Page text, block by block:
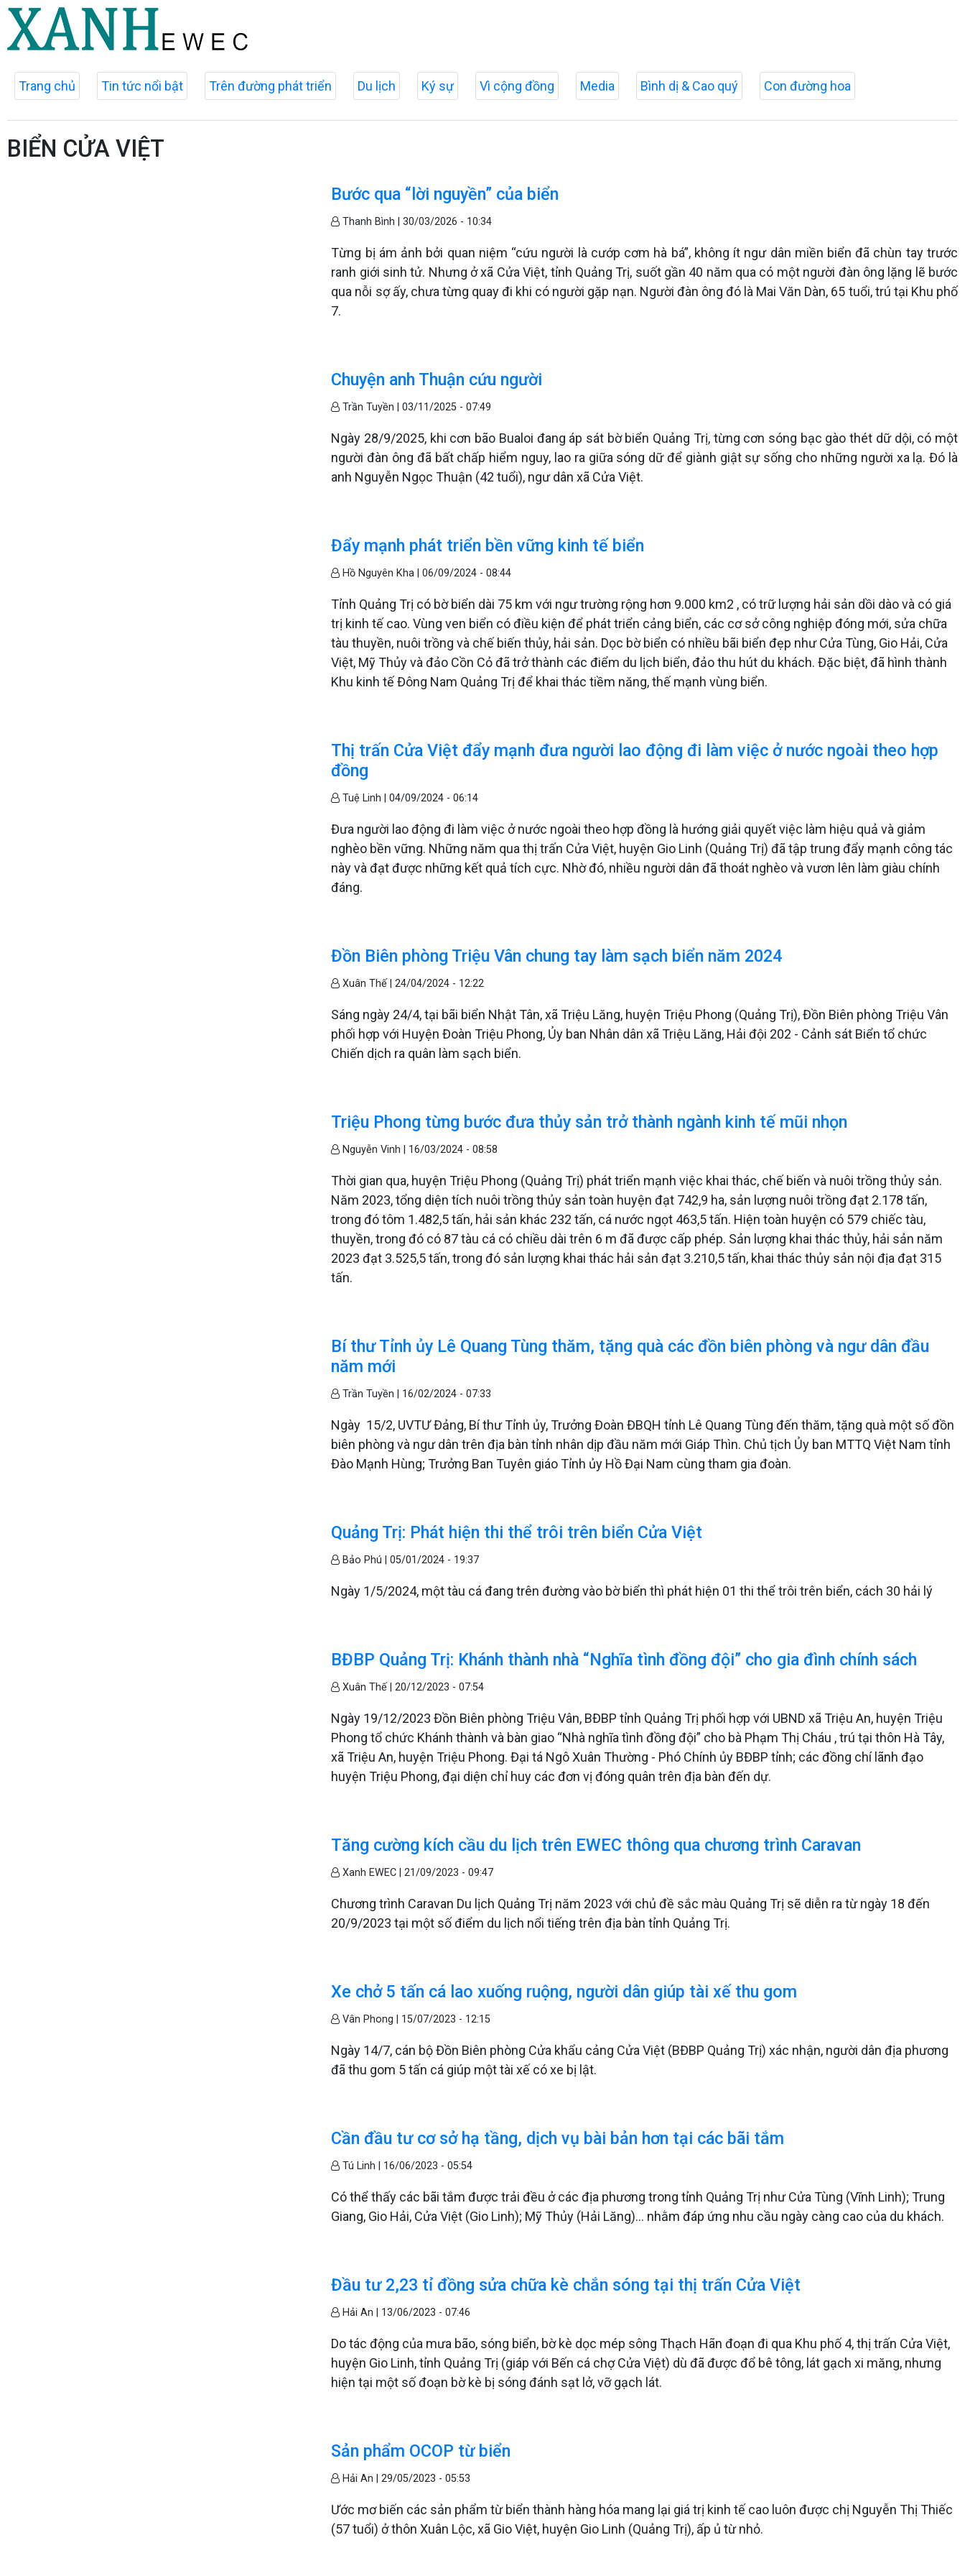
Trang chủ Tin tức nổi bật Trên đường phát triển Du lịch Ký sự Vì cộng đồng Media Bình dị & Cao quý Con đường hoa
BIỂN CỬA VIỆT
Bước qua “lời nguyền” của biển
Thanh Bình |30/03/2026 - 10:34
Từng bị ám ảnh bởi quan niệm “cứu người là cướp cơm hà bá”, không ít ngư dân miền biển đã chùn tay trước
ranh giới sinh tử. Nhưng ở xã Cửa Việt, tỉnh Quảng Trị, suốt gần 40 năm qua có một người đàn ông lặng lẽ bước
qua nỗi sợ ấy, chưa từng quay đi khi có người gặp nạn. Người đàn ông đó là Mai Văn Dàn, 65 tuổi, trú tại Khu phố
7.
Chuyện anh Thuận cứu người
Trần Tuyền |03/11/2025 - 07:49
Ngày 28/9/2025, khi cơn bão Bualoi đang áp sát bờ biển Quảng Trị, từng cơn sóng bạc gào thét dữ dội, có một
người đàn ông đã bất chấp hiểm nguy, lao ra giữa sóng dữ để giành giật sự sống cho những người xa lạ. Đó là
anh Nguyễn Ngọc Thuận (42 tuổi), ngư dân xã Cửa Việt.
Đẩy mạnh phát triển bền vững kinh tế biển
Hồ Nguyên Kha |06/09/2024 - 08:44
Tỉnh Quảng Trị có bờ biển dài 75 km với ngư trường rộng hơn 9.000 km2 , có trữ lượng hải sản dồi dào và có giá
trị kinh tế cao. Vùng ven biển có điều kiện để phát triển cảng biển, các cơ sở công nghiệp đóng mới, sửa chữa
tàu thuyền, nuôi trồng và chế biến thủy, hải sản. Dọc bờ biển có nhiều bãi biển đẹp như Cửa Tùng, Gio Hải, Cửa
Việt, Mỹ Thủy và đảo Cồn Cỏ đã trở thành các điểm du lịch biển, đảo thu hút du khách. Đặc biệt, đã hình thành
Khu kinh tế Đông Nam Quảng Trị để khai thác tiềm năng, thế mạnh vùng biển.
Thị trấn Cửa Việt đẩy mạnh đưa người lao động đi làm việc ở nước ngoài theo hợp
đồng
Tuệ Linh |04/09/2024 - 06:14
Đưa người lao động đi làm việc ở nước ngoài theo hợp đồng là hướng giải quyết việc làm hiệu quả và giảm
nghèo bền vững. Những năm qua thị trấn Cửa Việt, huyện Gio Linh (Quảng Trị) đã tập trung đẩy mạnh công tác
này và đạt được những kết quả tích cực. Nhờ đó, nhiều người dân đã thoát nghèo và vươn lên làm giàu chính
đáng.
Đồn Biên phòng Triệu Vân chung tay làm sạch biển năm 2024
Xuân Thế |24/04/2024 - 12:22
Sáng ngày 24/4, tại bãi biển Nhật Tân, xã Triệu Lăng, huyện Triệu Phong (Quảng Trị), Đồn Biên phòng Triệu Vân
phối hợp với Huyện Đoàn Triệu Phong, Ủy ban Nhân dân xã Triệu Lăng, Hải đội 202 - Cảnh sát Biển tổ chức
Chiến dịch ra quân làm sạch biển.
Triệu Phong từng bước đưa thủy sản trở thành ngành kinh tế mũi nhọn
Nguyễn Vinh | 16/03/2024 - 08:58
Thời gian qua, huyện Triệu Phong (Quảng Trị) phát triển mạnh việc khai thác, chế biến và nuôi trồng thủy sản.
Năm 2023, tổng diện tích nuôi trồng thủy sản toàn huyện đạt 742,9 ha, sản lượng nuôi trồng đạt 2.178 tấn,
trong đó tôm 1.482,5 tấn, hải sản khác 232 tấn, cá nước ngọt 463,5 tấn. Hiện toàn huyện có 579 chiếc tàu,
thuyền, trong đó có 87 tàu cá có chiều dài trên 6 m đã được cấp phép. Sản lượng khai thác thủy, hải sản năm
2023 đạt 3.525,5 tấn, trong đó sản lượng khai thác hải sản đạt 3.210,5 tấn, khai thác thủy sản nội địa đạt 315
tấn.
Bí thư Tỉnh ủy Lê Quang Tùng thăm, tặng quà các đồn biên phòng và ngư dân đầu
năm mới
Trần Tuyền | 16/02/2024 - 07:33
Ngày 15/2, UVTƯ Đảng, Bí thư Tỉnh ủy, Trưởng Đoàn ĐBQH tỉnh Lê Quang Tùng đến thăm, tặng quà một số đồn
biên phòng và ngư dân trên địa bàn tỉnh nhân dịp đầu năm mới Giáp Thìn. Chủ tịch Ủy ban MTTQ Việt Nam tỉnh
Đào Mạnh Hùng; Trưởng Ban Tuyên giáo Tỉnh ủy Hồ Đại Nam cùng tham gia đoàn.
Quảng Trị: Phát hiện thi thể trôi trên biển Cửa Việt
Bảo Phú |05/01/2024 - 19:37
Ngày 1/5/2024, một tàu cá đang trên đường vào bờ biển thì phát hiện 01thi thể trôi trên biển, cách 30 hải lý
BĐBP Quảng Trị: Khánh thành nhà “Nghĩa tình đồng đội” cho gia đình chính sách
Xuân Thế |20/12/2023 - 07:54
Ngày 19/12/2023 Đồn Biên phòng Triệu Vân, BĐBP tỉnh Quảng Trị phối hợp với UBND xã Triệu An, huyện Triệu
Phong tổ chức Khánh thành và bàn giao “Nhà nghĩa tình đồng đội” cho bà Phạm Thị Cháu , trú tại thôn Hà Tây,
xã Triệu An, huyện Triệu Phong. Đại tá Ngô Xuân Thường - Phó Chính ủy BĐBP tỉnh; các đồng chí lãnh đạo
huyện Triệu Phong, đại diện chỉ huy các đơn vị đóng quân trên địa bàn đến dự.
Tăng cường kích cầu du lịch trên EWEC thông qua chương trình Caravan
Xanh EWEC |21/09/2023 - 09:47
Chương trình Caravan Du lịch Quảng Trị năm 2023 với chủ đề sắc màu Quảng Trị sẽ diễn ra từ ngày 18 đến
20/9/2023 tại một số điểm du lịch nổi tiếng trên địa bàn tỉnh Quảng Trị.
Xe chở 5 tấn cá lao xuống ruộng, người dân giúp tài xế thu gom
Vân Phong | 15/07/2023 - 12:15
Ngày 14/7, cán bộ Đồn Biên phòng Cửa khẩu cảng Cửa Việt (BĐBP Quảng Trị) xác nhận, người dân địa phương
đã thu gom 5 tấn cá giúp một tài xế có xe bị lật.
Cần đầu tư cơ sở hạ tầng, dịch vụ bài bản hơn tại các bãi tắm
Tú Linh | 16/06/2023 - 05:54
Có thể thấy các bãi tắm được trải đều ở các địa phương trong tỉnh Quảng Trị như Cửa Tùng (Vĩnh Linh); Trung
Giang, Gio Hải, Cửa Việt (Gio Linh); Mỹ Thủy (Hải Lăng)… nhằm đáp ứng nhu cầu ngày càng cao của du khách.
Đầu tư 2,23 tỉ đồng sửa chữa kè chắn sóng tại thị trấn Cửa Việt
Hải An | 13/06/2023 - 07:46
Do tác động của mưa bão, sóng biển, bờ kè dọc mép sông Thạch Hãn đoạn đi qua Khu phố 4, thị trấn Cửa Việt,
huyện Gio Linh, tỉnh Quảng Trị (giáp với Bến cá chợ Cửa Việt) dù đã được đổ bê tông, lát gạch xi măng, nhưng
hiện tại một số đoạn bờ kè bị sóng đánh sạt lở, vỡ gạch lát.
Sản phẩm OCOP từ biển
Hải An |29/05/2023 - 05:53
Ước mơ biến các sản phẩm từ biển thành hàng hóa mang lại giá trị kinh tế cao luôn được chị Nguyễn Thị Thiếc
(57 tuổi) ở thôn Xuân Lộc, xã Gio Việt, huyện Gio Linh (Quảng Trị), ấp ủ từ nhỏ.